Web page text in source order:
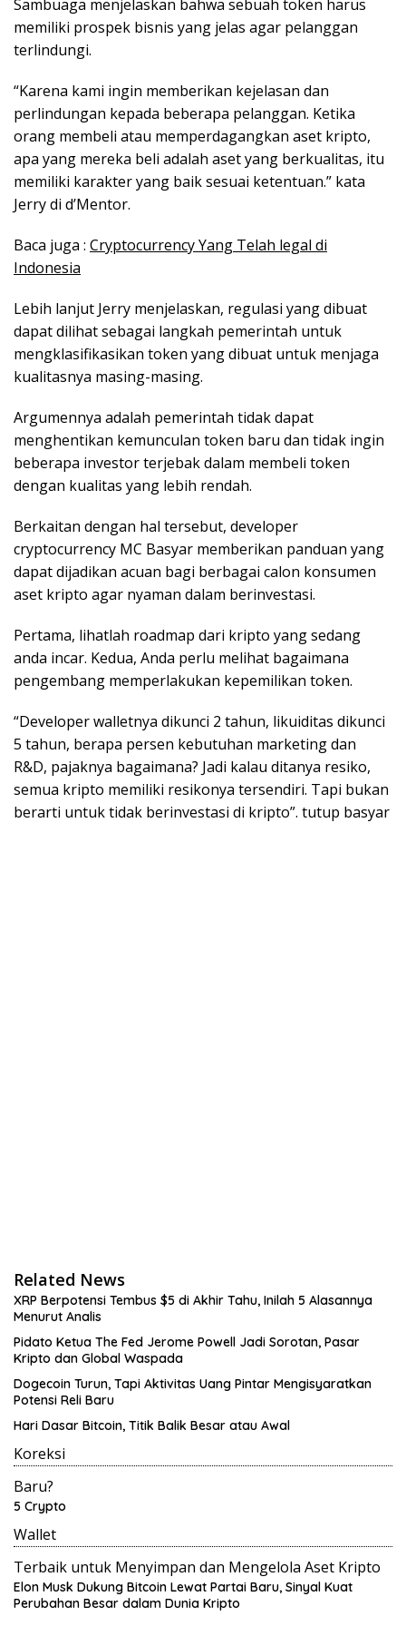
Sambuaga menjelaskan bahwa sebuah token harus
memiliki prospek bisnis yang jelas agar pelanggan
terlindungi.
“Karena kami ingin memberikan kejelasan dan
perlindungan kepada beberapa pelanggan. Ketika
orang membeli atau memperdagangkan aset kripto,
apa yang mereka beli adalah aset yang berkualitas, itu
memiliki karakter yang baik sesuai ketentuan.” kata
Jerry di d’Mentor.
Baca juga : Cryptocurrency Yang Telah legal di
Indonesia
Lebih lanjut Jerry menjelaskan, regulasi yang dibuat
dapat dilihat sebagai langkah pemerintah untuk
mengklasifikasikan token yang dibuat untuk menjaga
kualitasnya masing-masing.
Argumennya adalah pemerintah tidak dapat
menghentikan kemunculan token baru dan tidak ingin
beberapa investor terjebak dalam membeli token
dengan kualitas yang lebih rendah.
Berkaitan dengan hal tersebut, developer
cryptocurrency MC Basyar memberikan panduan yang
dapat dijadikan acuan bagi berbagai calon konsumen
aset kripto agar nyaman dalam berinvestasi.
Pertama, lihatlah roadmap dari kripto yang sedang
anda incar. Kedua, Anda perlu melihat bagaimana
pengembang memperlakukan kepemilikan token.
“Developer walletnya dikunci 2 tahun, likuiditas dikunci
5 tahun, berapa persen kebutuhan marketing dan
R&D, pajaknya bagaimana? Jadi kalau ditanya resiko,
semua kripto memiliki resikonya tersendiri. Tapi bukan
berarti untuk tidak berinvestasi di kripto”. tutup basyar
Related News
XRP Berpotensi Tembus $5 di Akhir Tahu, Inilah 5 Alasannya
Menurut Analis
Pidato Ketua The Fed Jerome Powell Jadi Sorotan, Pasar
Kripto dan Global Waspada
Dogecoin Turun, Tapi Aktivitas Uang Pintar Mengisyaratkan
Potensi Reli Baru
Hari Dasar Bitcoin, Titik Balik Besar atau Awal
Koreksi
Baru?
5 Crypto
Wallet
Terbaik untuk Menyimpan dan Mengelola Aset Kripto
Elon Musk Dukung Bitcoin Lewat Partai Baru, Sinyal Kuat
Perubahan Besar dalam Dunia Kripto